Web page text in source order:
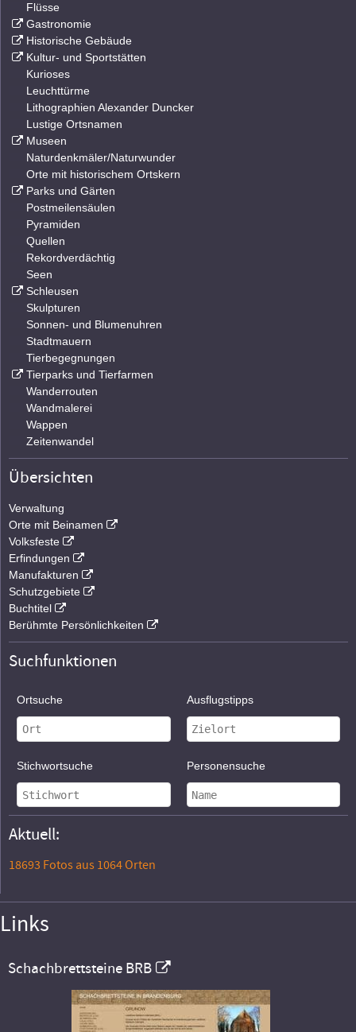
Flüsse
Gastronomie
Historische Gebäude
Kultur- und Sportstätten
Kurioses
Leuchttürme
Lithographien Alexander Duncker
Lustige Ortsnamen
Museen
Naturdenkmäler/Naturwunder
Orte mit historischem Ortskern
Parks und Gärten
Postmeilensäulen
Pyramiden
Quellen
Rekordverdächtig
Seen
Schleusen
Skulpturen
Sonnen- und Blumenuhren
Stadtmauern
Tierbegegnungen
Tierparks und Tierfarmen
Wanderrouten
Wandmalerei
Wappen
Zeitenwandel
Übersichten
Verwaltung
Orte mit Beinamen
Volksfeste
Erfindungen
Manufakturen
Schutzgebiete
Buchtitel
Berühmte Persönlichkeiten
Suchfunktionen
Ortsuche Ausflugstipps
Stichwortsuche Personensuche
Aktuell:
18693 Fotos aus 1064 Orten
Links
Schachbrettsteine BRB